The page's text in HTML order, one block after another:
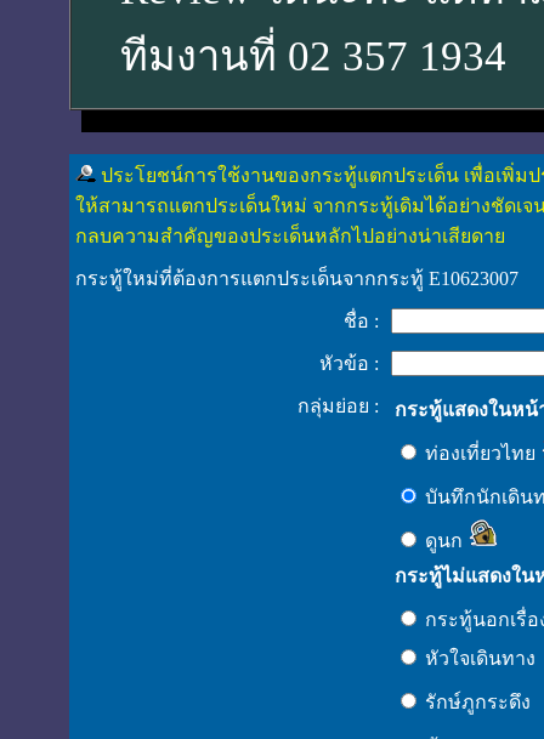
ทีมงานที่ 02 357 1934
ประโยชน์การใช้งานของกระทู้แตกประเด็น เพื่อเพิ่มป
ให้สามารถแตกประเด็นใหม่ จากกระทู้เดิมได้อย่างชัดเ
กลบความสำคัญของประเด็นหลักไปอย่างน่าเสียดาย
กระทู้ใหม่ที่ต้องการแตกประเด็นจากกระทู้ E10623007
ชื่อ :
หัวข้อ :
กลุ่มย่อย : กระทู้แสดงในหน้
ท่องเที่ยวไทย
บันทึกนักเดิน
ดูนก
กระทู้ไม่แสดงใน
กระทู้นอกเรื่
หัวใจเดินทาง
รักษ์ภูกระดึง